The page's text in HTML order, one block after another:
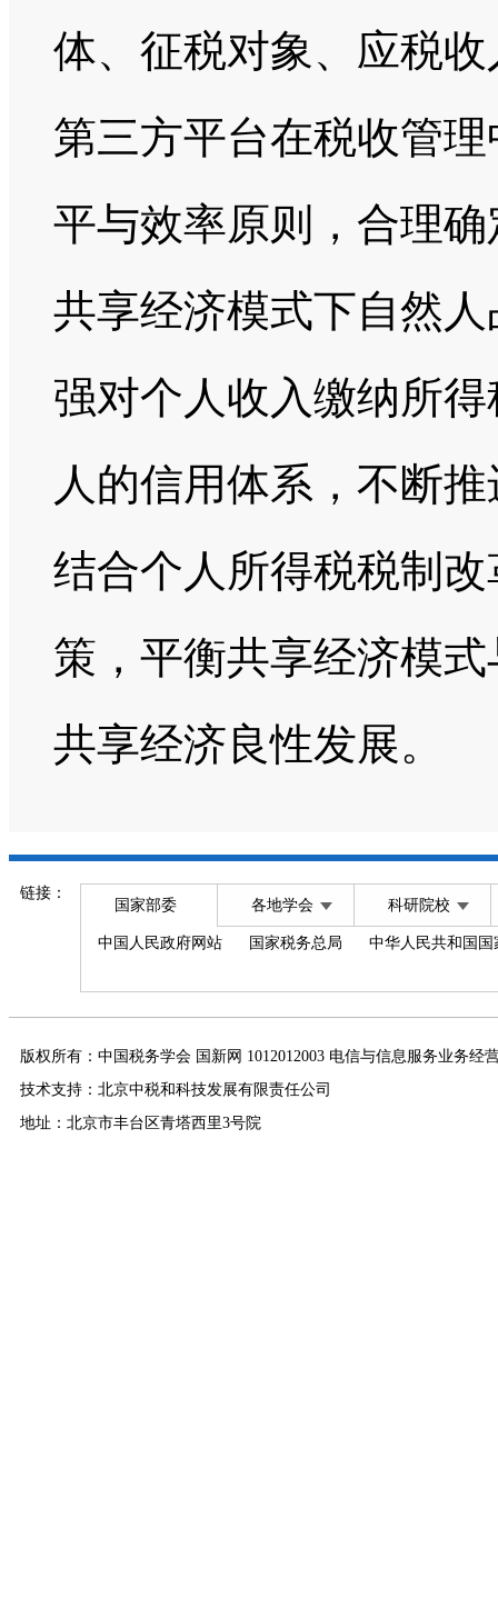
体、征税对象、应税
第三方平台在税收管
平与效率原则，合理
共享经济模式下自然
强对个人收入缴纳所
人的信用体系，不断
结合个人所得税税制
策，平衡共享经济模
共享经济良性发展。
链接：
国家部委 各地学会 科研院校
中国人民政府网站 国家税务总局 中华人民共和国
版权所有：中国税务学会 国新网 1012012003 电信与信息服务业务经
技术支持：北京中税和科技发展有限责任公司
地址：北京市丰台区青塔西里3号院